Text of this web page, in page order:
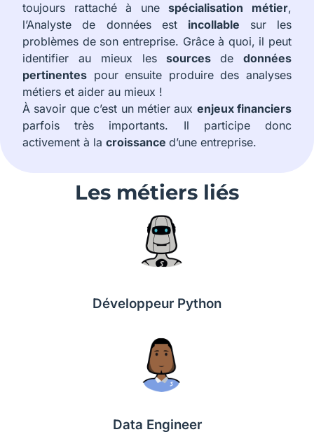
toujours rattaché à unespécialisation métier,
l’Analyste de données est incollable sur les
problèmes de son entreprise. Grâce à quoi, il peut
identifier au mieux lessourcesdedonnées
pertinentes pour ensuite produire des analyses
métiers et aider au mieux !
À savoir que c’est un métier aux enjeux financiers
parfois très importants. Il participe donc
activement à la croissance d’une entreprise.
Les métiers liés
Développeur Python
Data Engineer